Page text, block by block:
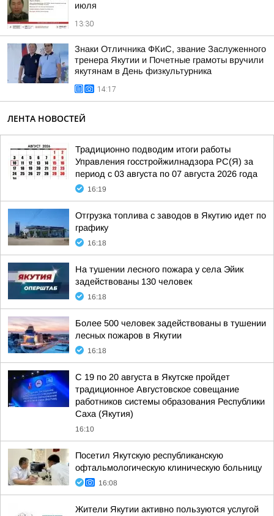
июля
13:30
Знаки Отличника ФКиС, звание Заслуженного
тренера Якутии и Почетные грамоты вручили
якутянам в День физкультурника
14:17
ЛЕНТА НОВОСТЕЙ
Традиционно подводим итоги работы
Управления госстройжилнадзора РС(Я) за
период с 03 августа по 07 августа 2026 года
16:19
Отгрузка топлива с заводов в Якутию идет по
графику
16:18
На тушении лесного пожара у села Эйик
задействованы 130 человек
16:18
Более 500 человек задействованы в тушении
лесных пожаров в Якутии
16:18
С 19 по 20 августа в Якутске пройдет
традиционное Августовское совещание
работников системы образования Республики
Саха (Якутия)
16:10
Посетил Якутскую республиканскую
офтальмологическую клиническую больницу
16:08
Жители Якутии активно пользуются услугой